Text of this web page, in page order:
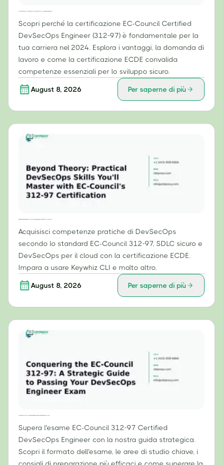
Scopri perché la certificazione EC-Council Certified
DevSecOps Engineer (312-97) è fondamentale per la
tua carriera nel 2024. Esplora i vantaggi, la domanda di
lavoro e come la certificazione ECDE convalida
competenze essenziali per lo sviluppo sicuro.
August 8, 2026 Per saperne di più
Acquisisci competenze pratiche di DevSecOps
secondo lo standard EC-Council 312-97, SDLC sicuro e
DevSecOps per il cloud con la certificazione ECDE.
Impara a usare Keywhiz CLI e molto altro.
August 8, 2026 Per saperne di più
Supera l'esame EC-Council 312-97 Certified
DevSecOps Engineer con la nostra guida strategica.
Scopri il formato dell'esame, le aree di studio chiave, i